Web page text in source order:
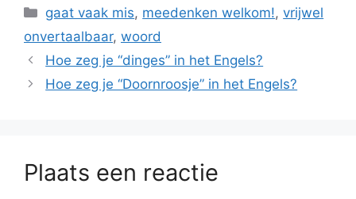
Categorieën
gaat vaak mis, meedenken welkom!,vrijwel
onvertaalbaar, woord
Hoe zeg je “dinges” in het Engels?
Hoe zeg je “Doornroosje” in het Engels?
Plaats een reactie